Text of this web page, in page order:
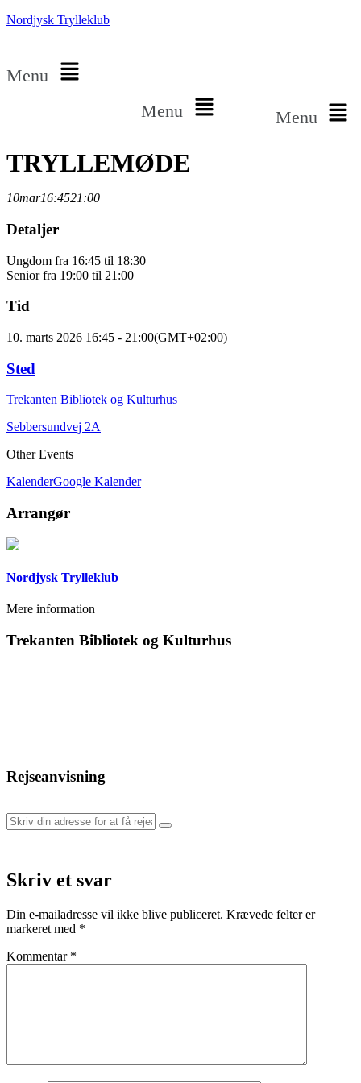
Nordjysk Trylleklub
Menu
Menu
Menu
TRYLLEMØDE
10mar16:4521:00
Detaljer
Ungdom fra 16:45 til 18:30
Senior fra 19:00 til 21:00
Tid
10. marts 2026 16:45 - 21:00(GMT+02:00)
Sted
Trekanten Bibliotek og Kulturhus
Sebbersundvej 2A
Other Events
KalenderGoogle Kalender
Arrangør
Nordjysk Trylleklub
Mere information
Trekanten Bibliotek og Kulturhus
Rejseanvisning
Skriv et svar
Din e-mailadresse vil ikke blive publiceret. Krævede felter er
markeret med *
Kommentar *